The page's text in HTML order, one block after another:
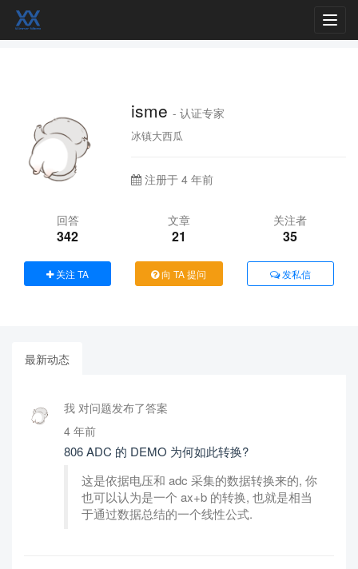
isme- 认证专家
冰镇大西瓜
注册于 4 年前
回答
342
文章
21
关注者
35
关注 TA 向 TA 提问 发私信
最新动态
我 对问题发布了答案
4 年前
806 ADC 的 DEMO 为何如此转换?
这是依据电压和 adc 采集的数据转换来的, 你
也可以认为是一个 ax+b 的转换, 也就是相当
于通过数据总结的一个线性公式.